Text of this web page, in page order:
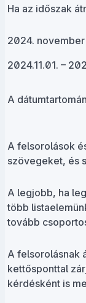
Ha az időszak
2024. november
2024.11.01. –
A
A felsorolások
szövegeket, és
A legjobb, ha
több
tovább
A felsorolásnak
kettősponttal
kérdésként is